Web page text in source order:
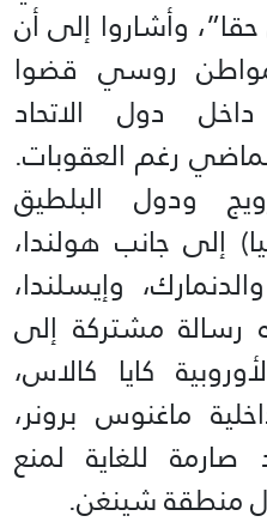
وأشاروا إلى أن
ألف مواطن روسي قضوا
دول الاتحاد
رغم العقوبات.
ودول البلطيق
إلى جانب هولندا،
وإيسلندا،
رسالة مشتركة إلى
كايا كالاس،
ماغنوس برونر،
للغاية لمنع
منطقة شينغن.